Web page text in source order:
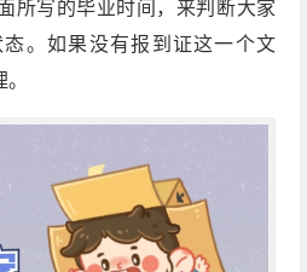
所写的毕业时间，来判断大家
。如果没有报到证这一个文